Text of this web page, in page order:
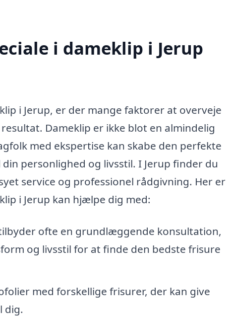
i dameklip i Jerup
i Jerup, er der mange faktorer at overveje
Dameklip er ikke blot en almindelig
med ekspertise kan skabe den perfekte
personlighed og livsstil. I Jerup finder du
service og professionel rådgivning. Her er
i Jerup kan hjælpe dig med:
ofte en grundlæggende konsultation,
og livsstil for at finde den bedste frisure
med forskellige frisurer, der kan give
dig.